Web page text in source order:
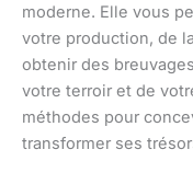
moderne. Elle vous
votre production, de
obtenir des
votre terroir et de
méthodes pour
transformer ses